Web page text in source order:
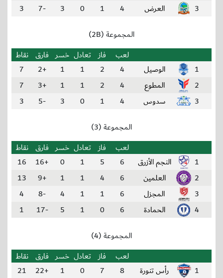
3
العرض 4
1
0
3
-7
3
المجموعة (2B)
لعب
فاز تعادل خسر فارق نقاط
1
الوصيل 4
2
1
1
+2
7
2
المطوع 4
2
1
1
+3
7
3
سدوس 4
1
0
3
-5
3
المجموعة (3)
لعب
فاز تعادل خسر فارق نقاط
1
النجم الأزرق 6
5
1
0
+16
16
2
العلمين 6
4
1
1
+9
13
3
المجزل 6
1
1
4
-8
4
4
الحمادة 6
0
1
5
-17
1
المجموعة (4)
لعب
فاز تعادل خسر فارق نقاط
1
رأس تنورة 8
7
0
1
+22
21